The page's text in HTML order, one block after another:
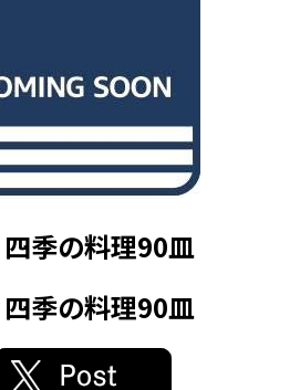
季の料理90皿
季の料理90皿